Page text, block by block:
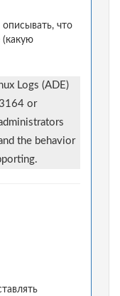
что
(какую
Logs (ADE)
or
the behavior